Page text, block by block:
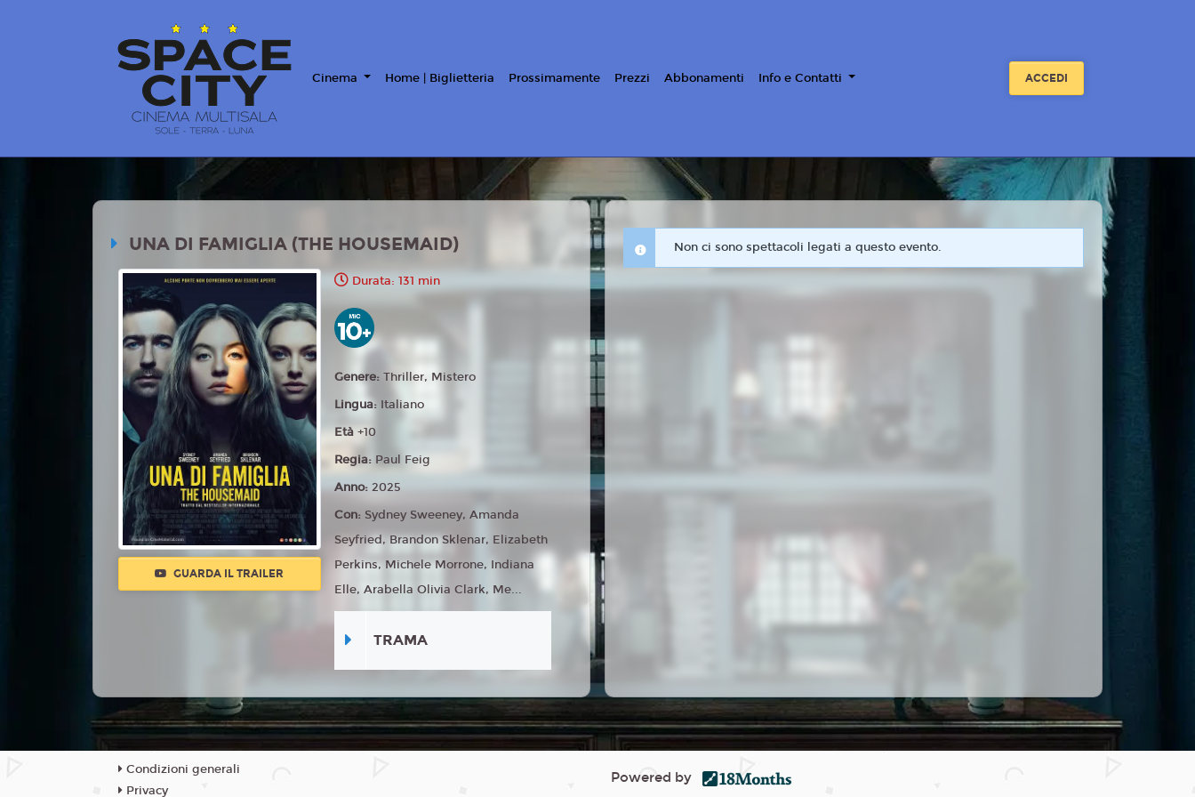
Cinema Home | Biglietteria Prossimamente Prezzi Abbonamenti Info e Contatti ACCEDI
UNA DI FAMIGLIA (THE HOUSEMAID)
GUARDA IL TRAILER
Durata: 131 min
Genere:Thriller, Mistero
Lingua: Italiano
Età+10
Regia: Paul Feig
Anno:2025
Con: Sydney Sweeney, Amanda
Seyfried, Brandon Sklenar, Elizabeth
Perkins, Michele Morrone, Indiana
Elle, Arabella Olivia Clark, Me...
TRAMA
Non ci sono spettacoli legati a questo evento.
Condizioni generali
Privacy
Powered by